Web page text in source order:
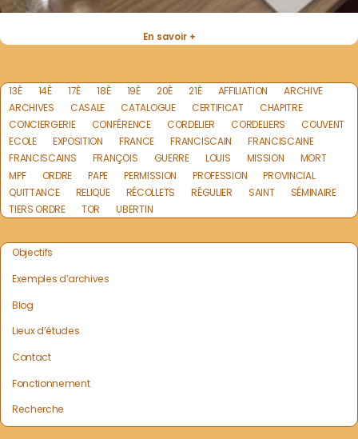
En savoir +
13È 14È 17È 18È 19È 20È 21È AFFILIATION
ARCHIVE
ARCHIVES
CASALE CATALOGUE CERTIFICAT
CHAPITRE
CONCIERGERIE
CONFÉRENCE CORDELIER CORDELIERS
COUVENT
ECOLE
EXPOSITION FRANCE FRANCISCAIN
FRANCISCAINE
FRANCISCAINS
FRANÇOIS GUERRE LOUIS MISSION
MORT
MPF
ORDRE PAPE PERMISSION PROFESSION
PROVINCIAL
QUITTANCE
RELIQUE RÉCOLLETS RÉGULIER SAINT
SÉMINAIRE
TIERS ORDRE
TOR UBERTIN
Objectifs
Exemples d’archives
Blog
Lieux d’études
Contact
Fonctionnement
Recherche